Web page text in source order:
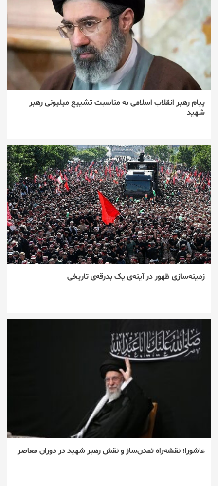
پیام رهبر انقلاب اسلامی به مناسبت تشییع میلیونی رهبر
شهید
زمینه‌سازی ظهور در آینه‌ی یک بدرقه‌ی تاریخی
عاشورا؛ نقشه‌راه تمدن‌ساز و نقش رهبر شهید در دوران معاصر